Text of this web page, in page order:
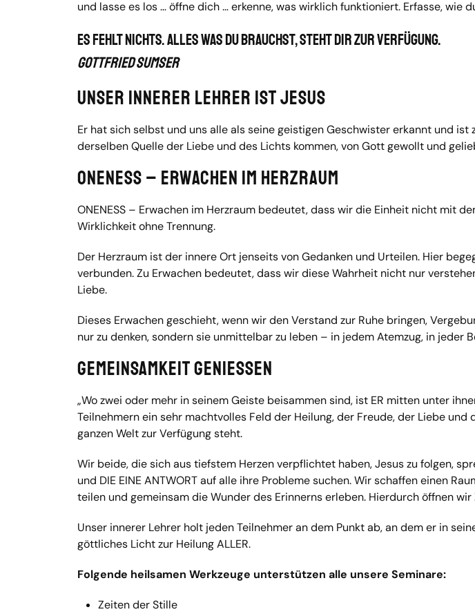
und lasse es los … öffne dich … erkenne, was wirklich funktioniert. Erfasse,
Es fehlt nichts. Alles was du brauchst, steht dir zur Verfügung.
Gottfried Sumser
Unser innerer Lehrer ist Jesus
Er hat sich selbst und uns alle als seine geistigen Geschwister erkannt und
derselben Quelle der Liebe und des Lichts kommen, von Gott gewollt und
ONENESS – Erwachen im Herzraum
ONENESS – Erwachen im Herzraum bedeutet, dass wir die Einheit nicht mit
Wirklichkeit ohne Trennung.
Der Herzraum ist der innere Ort jenseits von Gedanken und Urteilen. Hier
verbunden. Zu Erwachen bedeutet, dass wir diese Wahrheit nicht nur
Liebe.
Dieses Erwachen geschieht, wenn wir den Verstand zur Ruhe bringen,
nur zu denken, sondern sie unmittelbar zu leben – in jedem Atemzug, in jeder
Gemeinsamkeit geniessen
„Wo zwei oder mehr in seinem Geiste beisammen sind, ist ER mitten unter
Teilnehmern ein sehr machtvolles Feld der Heilung, der Freude, der Liebe
ganzen Welt zur Verfügung steht.
Wir beide, die sich aus tiefstem Herzen verpflichtet haben, Jesus zu folgen,
und DIE EINE ANTWORT auf alle ihre Probleme suchen. Wir schaffen einen
teilen und gemeinsam die Wunder des Erinnerns erleben. Hierdurch öffnen
Unser innerer Lehrer holt jeden Teilnehmer an dem Punkt ab, an dem er in
göttliches Licht zur Heilung ALLER.
Folgende heilsamen Werkzeuge unterstützen alle unsere Seminare:
Zeiten der Stille